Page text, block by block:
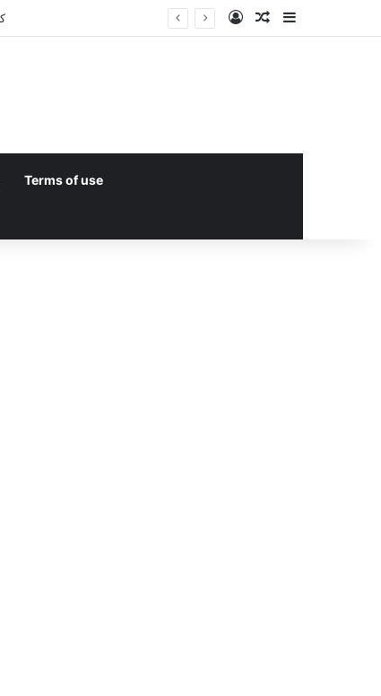
Log InRandom Article
Sidebar
Terms of use